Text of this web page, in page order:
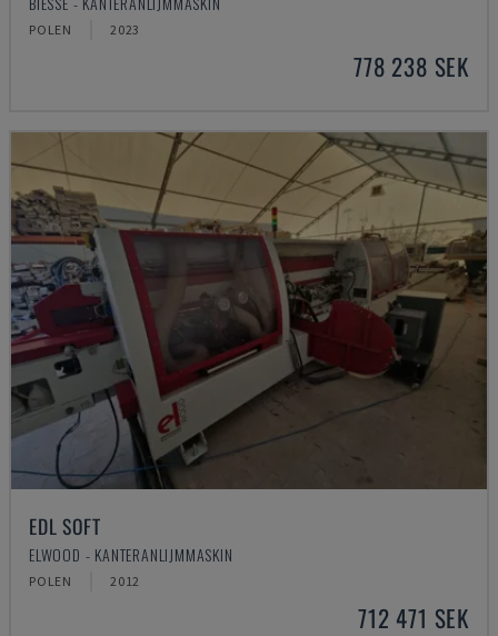
POLEN 2023
778 238 SEK
EDL SOFT
ELWOOD - KANTERANLIJMMASKIN
POLEN 2012
712 471 SEK